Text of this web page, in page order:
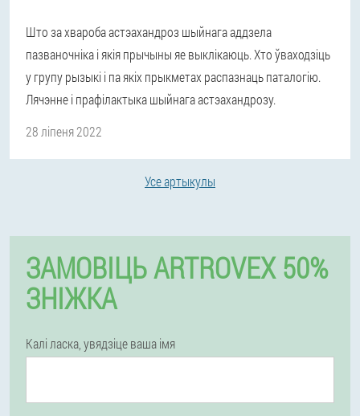
Што за хвароба астэахандроз шыйнага аддзела
пазваночніка і якія прычыны яе выклікаюць. Хто ўваходзіць
у групу рызыкі і па якіх прыкметах распазнаць паталогію.
Лячэнне і прафілактыка шыйнага астэахандрозу.
28 ліпеня 2022
Усе артыкулы
ЗАМОВІЦЬ ARTROVEX 50%
ЗНІЖКА
Калі ласка, увядзіце ваша імя